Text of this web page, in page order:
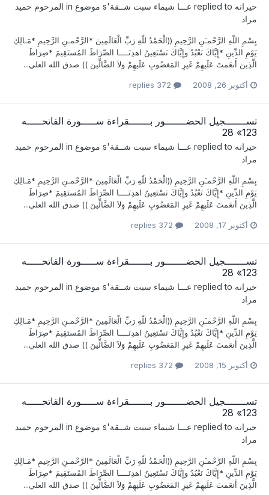
حيرانه عـــا شيماء سبت شــقة's موضوع in
المرحوم حميد
مراد
بِسْمِ اللّهِ الرَّحْمـَنِ الرَّحِيمِ ((الْحَمْدُ للّهِ رَبِّ الْعَالَمِينَ *الرَّحْمـنِ الرَّحِيمِ *مَـالِكِ
يَوْمِ الدِّينِ *إِيَّاكَ نَعْبُدُ وإِيَّاكَ نَسْتَعِينُ اهدِنَــــا الصِّرَاطَ المُستَقِيمَ *صِرَاطَ
الَّذِينَ أَنعَمتَ عَلَيهِمْ غَيرِ المَغضُوبِ عَلَيهِمْ وَلاَ الضَّالِّينَ )) صدق الله العلي...
أكتوبر 26, 2008
تســـــــجيل الحضـــــــور بـــــــقراءة ســـــورة الفاتحـــــه
123» 28
حيرانه عـــا شيماء سبت شــقة's موضوع in
المرحوم حميد
مراد
بِسْمِ اللّهِ الرَّحْمـَنِ الرَّحِيمِ ((الْحَمْدُ للّهِ رَبِّ الْعَالَمِينَ *الرَّحْمـنِ الرَّحِيمِ *مَـالِكِ
يَوْمِ الدِّينِ *إِيَّاكَ نَعْبُدُ وإِيَّاكَ نَسْتَعِينُ اهدِنَــــا الصِّرَاطَ المُستَقِيمَ *صِرَاطَ
الَّذِينَ أَنعَمتَ عَلَيهِمْ غَيرِ المَغضُوبِ عَلَيهِمْ وَلاَ الضَّالِّينَ )) صدق الله العلي...
أكتوبر 17, 2008
تســـــــجيل الحضـــــــور بـــــــقراءة ســـــورة الفاتحـــــه
123» 28
حيرانه عـــا شيماء سبت شــقة's موضوع in
المرحوم حميد
مراد
بِسْمِ اللّهِ الرَّحْمـَنِ الرَّحِيمِ ((الْحَمْدُ للّهِ رَبِّ الْعَالَمِينَ *الرَّحْمـنِ الرَّحِيمِ *مَـالِكِ
يَوْمِ الدِّينِ *إِيَّاكَ نَعْبُدُ وإِيَّاكَ نَسْتَعِينُ اهدِنَــــا الصِّرَاطَ المُستَقِيمَ *صِرَاطَ
الَّذِينَ أَنعَمتَ عَلَيهِمْ غَيرِ المَغضُوبِ عَلَيهِمْ وَلاَ الضَّالِّينَ )) صدق الله العلي...
أكتوبر 15, 2008
تســـــــجيل الحضـــــــور بـــــــقراءة ســـــورة الفاتحـــــه
123» 28
حيرانه عـــا شيماء سبت شــقة's موضوع in
المرحوم حميد
مراد
بِسْمِ اللّهِ الرَّحْمـَنِ الرَّحِيمِ ((الْحَمْدُ للّهِ رَبِّ الْعَالَمِينَ *الرَّحْمـنِ الرَّحِيمِ *مَـالِكِ
يَوْمِ الدِّينِ *إِيَّاكَ نَعْبُدُ وإِيَّاكَ نَسْتَعِينُ اهدِنَــــا الصِّرَاطَ المُستَقِيمَ *صِرَاطَ
الَّذِينَ أَنعَمتَ عَلَيهِمْ غَيرِ المَغضُوبِ عَلَيهِمْ وَلاَ الضَّالِّينَ )) صدق الله العلي...